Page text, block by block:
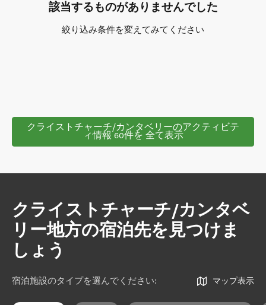
該当するものがありませんでした
絞り込み条件を変えてみてください
クライストチャーチ/カンタベリーのアクティビテ
ィ情報 60件を 全て表示
クライストチャーチ/カンタベ
リー地方の宿泊先を見つけま
しょう
宿泊施設のタイプを選んでください: マップ表示